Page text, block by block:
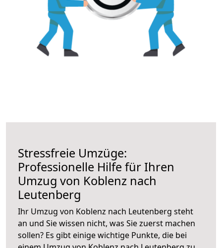
Stressfreie Umzüge:
Professionelle Hilfe für Ihren
Umzug von Koblenz nach
Leutenberg
Ihr Umzug von Koblenz nach Leutenberg steht
an und Sie wissen nicht, was Sie zuerst machen
sollen? Es gibt einige wichtige Punkte, die bei